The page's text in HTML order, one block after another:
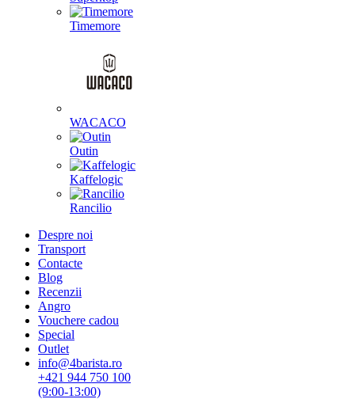
Timemore
WACACO
Outin
Kaffelogic
Rancilio
Despre noi
Transport
Contacte
Blog
Recenzii
Angro
Vouchere cadou
Special
Outlet
info@4barista.ro
+421 944 750 100
(9:00-13:00)